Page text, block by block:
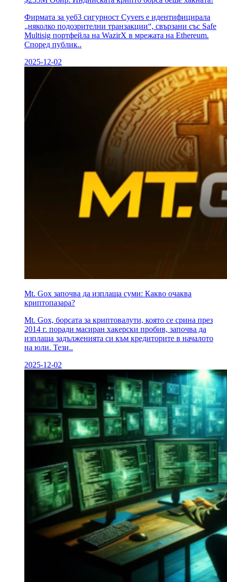
Фирмата за уеб3 сигурност Cyvers е идентифицирала
„няколко подозрителни транзакции“, свързани със Safe
Multisig портфейла на WazirX в мрежата на Ethereum.
Според публик..
2025-12-02
Mt. Gox започва да изплаща суми: Какво очаква
криптопазара?
Mt. Gox, борсата за криптовалути, която се срина през
2014 г. поради масиран хакерски пробив, започва да
изплаща задълженията си към кредиторите в началото
на юли. Тези..
2025-12-02